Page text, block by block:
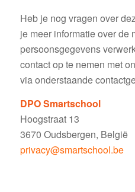
Heb je nog vragen over
je meer informatie over de
persoonsgegevens
contact op te nemen met
via onderstaande
DPO Smartschool
Hoogstraat 13
3670 Oudsbergen, België
privacy@smartschool.be